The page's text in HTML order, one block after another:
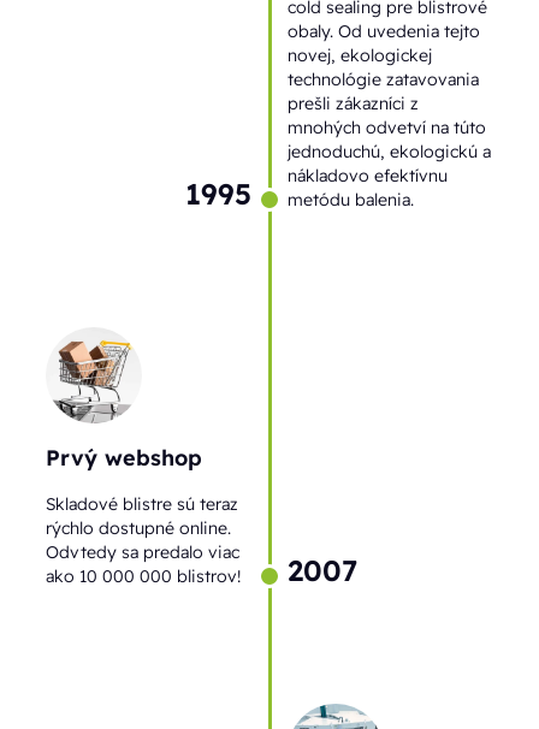
1995
cold sealing pre blistrové
obaly. Od uvedenia tejto
novej, ekologickej
technológie zatavovania
prešli zákazníci z
mnohých odvetví na túto
jednoduchú, ekologickú a
nákladovo efektívnu
metódu balenia.
Prvý webshop
Skladové blistre sú teraz
rýchlo dostupné online.
Odvtedy sa predalo viac
ako 10 000 000 blistrov!
2007